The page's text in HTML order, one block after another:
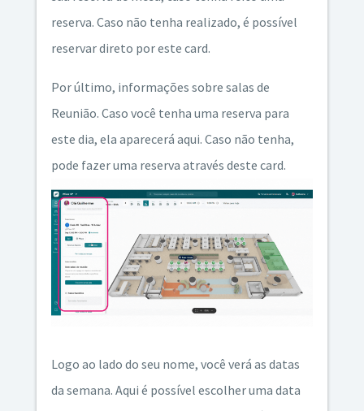
reserva. Caso não tenha realizado, é possível
reservar direto por este card.
Por último, informações sobre salas de
Reunião. Caso você tenha uma reserva para
este dia, ela aparecerá aqui. Caso não tenha,
pode fazer uma reserva através deste card.
Logo ao lado do seu nome, você verá as datas
da semana. Aqui é possível escolher uma data